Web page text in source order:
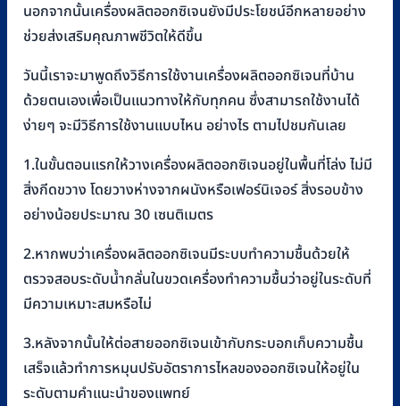
นอกจากนั้นเครื่องผลิตออกซิเจนยังมีประโยชน์อีกหลายอย่าง
ช่วยส่งเสริมคุณภาพชีวิตให้ดีขึ้น
วันนี้เราจะมาพูดถึงวิธีการใช้งานเครื่องผลิตออกซิเจนที่บ้าน
ด้วยตนเองเพื่อเป็นแนวทางให้กับทุกคน ซึ่งสามารถใช้งานได้
ง่ายๆ จะมีวิธีการใช้งานแบบไหน อย่างไร ตามไปชมกันเลย
1.ในขั้นตอนแรกให้วางเครื่องผลิตออกซิเจนอยู่ในพื้นที่โล่ง ไม่มี
สิ่งกีดขวาง โดยวางห่างจากผนังหรือเฟอร์นิเจอร์ สิ่งรอบข้าง
อย่างน้อยประมาณ 30 เซนติเมตร
2.หากพบว่าเครื่องผลิตออกซิเจนมีระบบทำความชื้นด้วยให้
ตรวจสอบระดับน้ำกลั่นในขวดเครื่องทำความชื้นว่าอยู่ในระดับที่
มีความเหมาะสมหรือไม่
3.หลังจากนั้นให้ต่อสายออกซิเจนเข้ากับกระบอกเก็บความชื้น
เสร็จแล้วทำการหมุนปรับอัตราการไหลของออกซิเจนให้อยู่ใน
ระดับตามคำแนะนำของแพทย์